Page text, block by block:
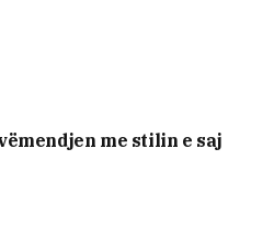
me stilin e saj